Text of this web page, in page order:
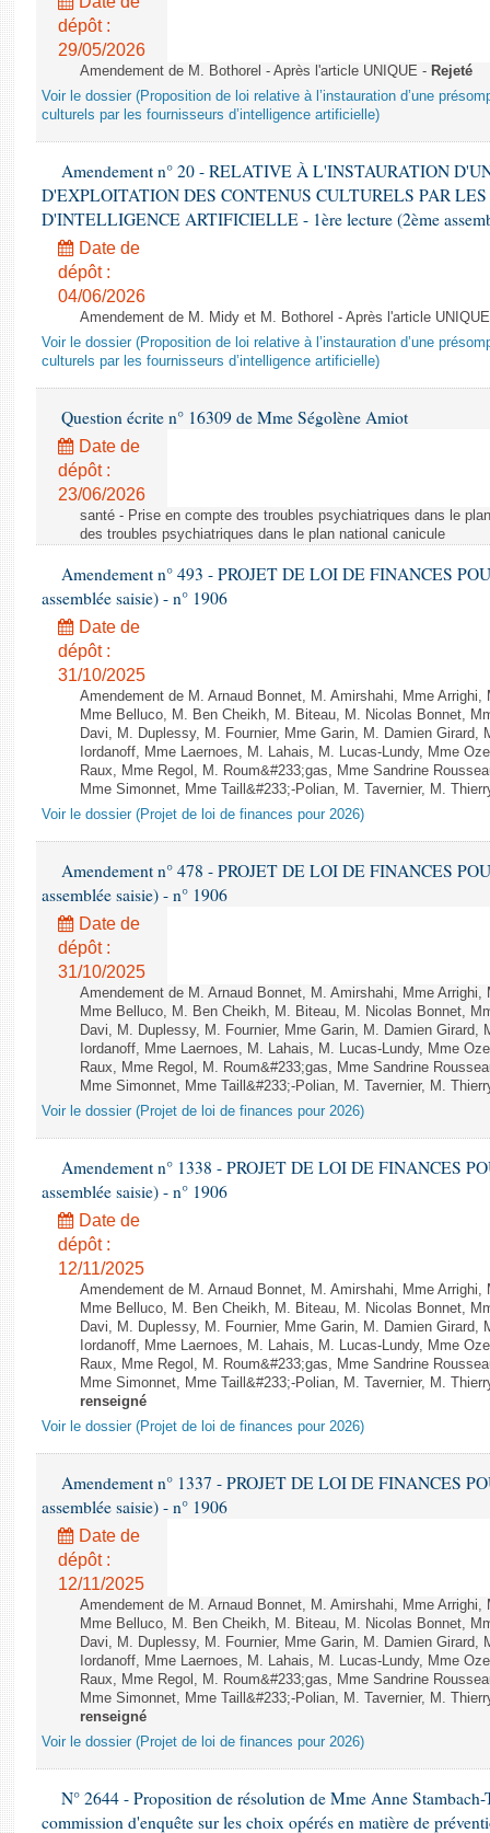
Dossiers législatifs
Budget et sécurité sociale
Questions écrites et orales
Comptes rendus des débats
dépôt :
29/05/2026
Amendement de M. Bothorel - Après l'article UNIQUE - Rejeté
Voir le dossier (Proposition de loi relative à l’instauration d’une
culturels par les fournisseurs d’intelligence artificielle)
Amendement n° 20 - RELATIVE À L'INSTAURATION
D'EXPLOITATION DES CONTENUS CULTURELS PAR LES
D'INTELLIGENCE ARTIFICIELLE - 1ère lecture (2ème
Date de
dépôt :
04/06/2026
Amendement de M. Midy et M. Bothorel - Après l'article
Voir le dossier (Proposition de loi relative à l’instauration d’une
culturels par les fournisseurs d’intelligence artificielle)
Question écrite n° 16309 de Mme Ségolène Amiot
Date de
dépôt :
23/06/2026
santé - Prise en compte des troubles psychiatriques dans le
des troubles psychiatriques dans le plan national canicule
Amendement n° 493 - PROJET DE LOI DE FINANCES
assemblée saisie) - n° 1906
Date de
dépôt :
31/10/2025
Amendement de M. Arnaud Bonnet, M. Amirshahi, Mme
Mme Belluco, M. Ben Cheikh, M. Biteau, M. Nicolas Bonnet,
Davi, M. Duplessy, M. Fournier, Mme Garin, M. Damien Girard,
Iordanoff, Mme Laernoes, M. Lahais, M. Lucas-Lundy, Mme
Raux, Mme Regol, M. Roum&#233;gas, Mme Sandrine
Mme Simonnet, Mme Taill&#233;-Polian, M. Tavernier, M.
Voir le dossier (Projet de loi de finances pour 2026)
Amendement n° 478 - PROJET DE LOI DE FINANCES
assemblée saisie) - n° 1906
Date de
dépôt :
31/10/2025
Amendement de M. Arnaud Bonnet, M. Amirshahi, Mme
Mme Belluco, M. Ben Cheikh, M. Biteau, M. Nicolas Bonnet,
Davi, M. Duplessy, M. Fournier, Mme Garin, M. Damien Girard,
Iordanoff, Mme Laernoes, M. Lahais, M. Lucas-Lundy, Mme
Raux, Mme Regol, M. Roum&#233;gas, Mme Sandrine
Mme Simonnet, Mme Taill&#233;-Polian, M. Tavernier, M.
Voir le dossier (Projet de loi de finances pour 2026)
Amendement n° 1338 - PROJET DE LOI DE FINANCES
assemblée saisie) - n° 1906
Date de
dépôt :
12/11/2025
Amendement de M. Arnaud Bonnet, M. Amirshahi, Mme
Mme Belluco, M. Ben Cheikh, M. Biteau, M. Nicolas Bonnet,
Davi, M. Duplessy, M. Fournier, Mme Garin, M. Damien Girard,
Iordanoff, Mme Laernoes, M. Lahais, M. Lucas-Lundy, Mme
Raux, Mme Regol, M. Roum&#233;gas, Mme Sandrine
Mme Simonnet, Mme Taill&#233;-Polian, M. Tavernier, M.
renseigné
Voir le dossier (Projet de loi de finances pour 2026)
Amendement n° 1337 - PROJET DE LOI DE FINANCES
assemblée saisie) - n° 1906
Date de
dépôt :
12/11/2025
Amendement de M. Arnaud Bonnet, M. Amirshahi, Mme
Mme Belluco, M. Ben Cheikh, M. Biteau, M. Nicolas Bonnet,
Davi, M. Duplessy, M. Fournier, Mme Garin, M. Damien Girard,
Iordanoff, Mme Laernoes, M. Lahais, M. Lucas-Lundy, Mme
Raux, Mme Regol, M. Roum&#233;gas, Mme Sandrine
Mme Simonnet, Mme Taill&#233;-Polian, M. Tavernier, M.
renseigné
Voir le dossier (Projet de loi de finances pour 2026)
N° 2644 - Proposition de résolution de Mme Anne
commission d'enquête sur les choix opérés en matière de